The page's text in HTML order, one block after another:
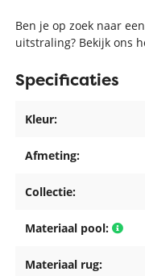
Ben je op zoek naar
uitstraling? Bekijk ons
Specificaties
Kleur:
Afmeting:
Collectie:
Materiaal pool:
Materiaal rug: